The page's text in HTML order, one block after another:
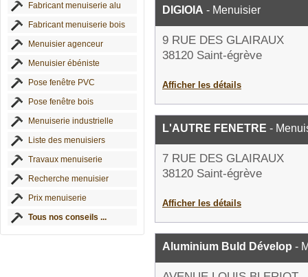
Fabricant menuiserie alu
Fabricant menuiserie bois
Menuisier agenceur
Menuisier ébéniste
Pose fenêtre PVC
Pose fenêtre bois
Menuiserie industrielle
Liste des menuisiers
Travaux menuiserie
Recherche menuisier
Prix menuiserie
Tous nos conseils ...
DIGIOIA - Menuisier
9 RUE DES GLAIRAUX
38120 Saint-égrève
Afficher les détails
L'AUTRE FENETRE -
7 RUE DES GLAIRAUX
38120 Saint-égrève
Afficher les détails
Aluminium Buld Dévelop -